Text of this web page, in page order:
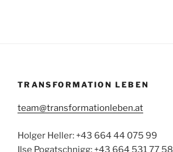
TRANSFORMATION LEBEN
team@transformationleben.at
Holger Heller: +43 664 44 075 99
Ilse Pogatschnigg: +43 664 531 77 58